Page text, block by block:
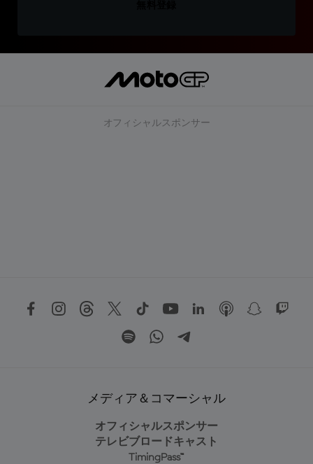
オフィシャルスポンサー
メディア＆コマーシャル
オフィシャルスポンサー
テレビブロードキャスト
TimingPass™